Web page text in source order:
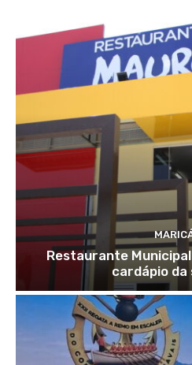
Restaurante
cardápio da